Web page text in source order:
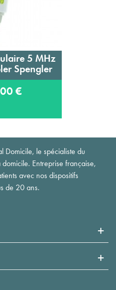
5 MHz
Spengler
€
Domicile, le spécialiste du
Entreprise française,
avec nos dispositifs
de 20 ans.